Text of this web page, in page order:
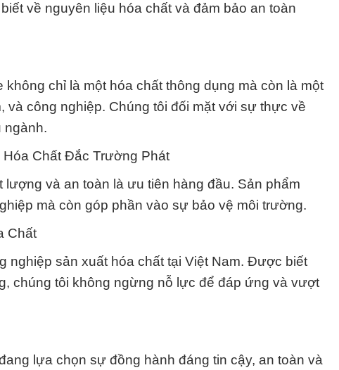
về nguyên liệu hóa chất và đảm bảo an toàn
chỉ là một hóa chất thông dụng mà còn là một
công nghiệp. Chúng tôi đối mặt với sự thực về
ngành.
Hóa Chất Đắc Trường Phát
và an toàn là ưu tiên hàng đầu. Sản phẩm
mà còn góp phần vào sự bảo vệ môi trường.
Chất
nghiệp sản xuất hóa chất tại Việt Nam. Được biết
chúng tôi không ngừng nỗ lực để đáp ứng và vượt
lựa chọn sự đồng hành đáng tin cậy, an toàn và